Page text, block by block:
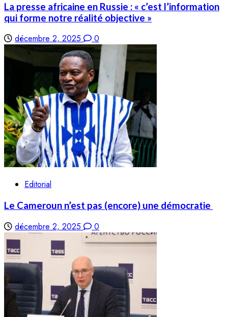
La presse africaine en Russie : « c’est l’information
qui forme notre réalité objective »
décembre 2, 2025 0
Editorial
Le Cameroun n’est pas (encore) une démocratie
décembre 2, 2025 0